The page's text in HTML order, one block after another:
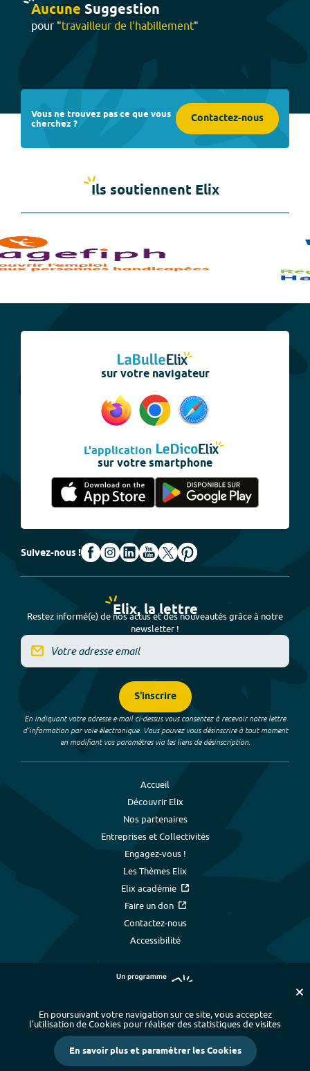
Aucune Suggestion
pour "travailleur de l'habillement"
Vous ne trouvez pas ce que vous
cherchez ? Contactez-nous
Ils soutiennent Elix
sur votre navigateur
L'application
sur votre smartphone
Suivez-nous !
Elix, la lettre
Restez informé(e) de nos actus et des nouveautés grâce à notre
newsletter !
S'inscrire
En indiquant votre adresse e-mail ci-dessus vous consentez à recevoir notre lettre
d’information par voie électronique. Vous pouvez vous désinscrire à tout moment
en modifiant vos paramètres via les liens de désinscription.
Accueil
Découvrir Elix
Nos partenaires
Entreprises et Collectivités
Engagez-vous !
Les Thèmes Elix
Elix académie
Faire un don
Contactez-nous
Accessibilité
Plan du site - Index alphabétique
-
Mentions légales et données personnelles
- Paramétrer les cookies
Crédits
En poursuivant votre navigation sur ce site, vous acceptez
l’utilisation de Cookies pour réaliser des statistiques de visites
En savoir plus et paramétrer les Cookies